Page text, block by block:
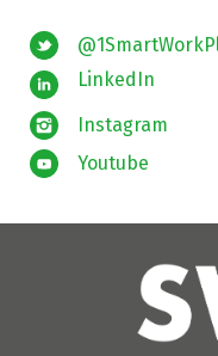
LinkedIn
Instagram
Youtube